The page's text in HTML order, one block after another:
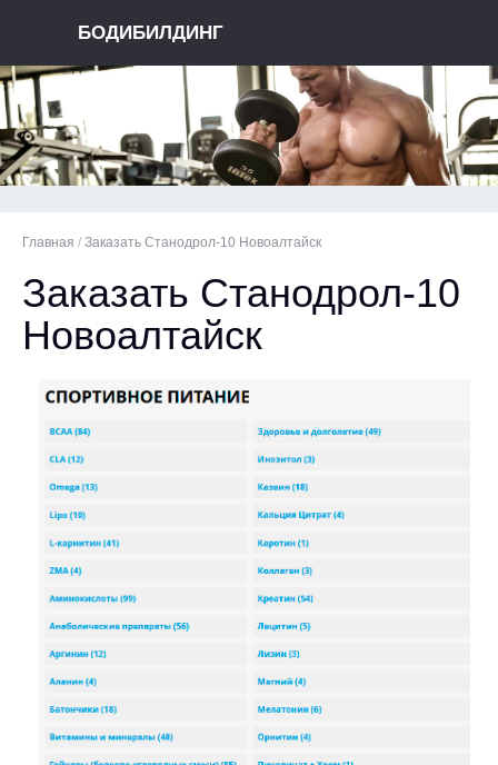
БОДИБИЛДИНГ
Главная / Заказать Станодрол-10 Новоалтайск
Заказать Станодрол-10
Новоалтайск